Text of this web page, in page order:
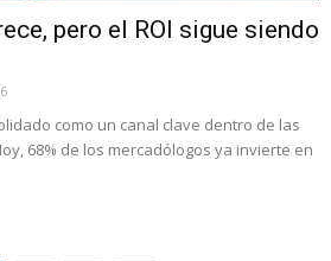
pero el ROI sigue siendo
como un canal clave dentro de las
68% de los mercadólogos ya invierte en